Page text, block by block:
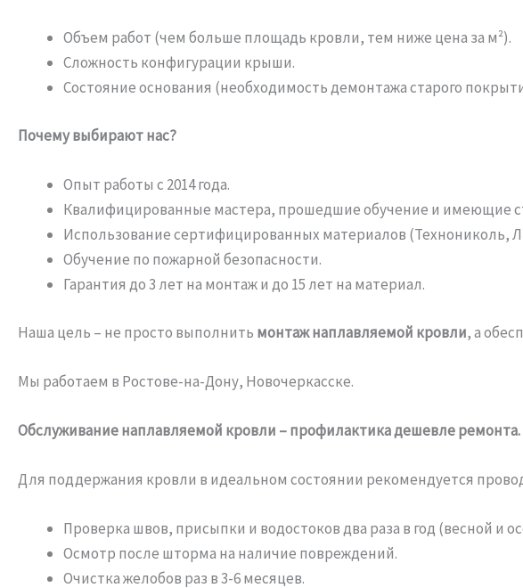
Объем работ (чем больше площадь кровли, тем ниже цена за м²).
Сложность конфигурации крыши.
Состояние основания (необходимость демонтажа старого
Почему выбирают нас?
Опыт работы с 2014 года.
Квалифицированные мастера, прошедшие обучение и имеющие
Использование сертифицированных материалов (Технониколь,
Обучение по пожарной безопасности.
Гарантия до 3 лет на монтаж и до 15 лет на материал.
Наша цель – не просто выполнить монтаж наплавляемой кровли, а
Мы работаем в Ростове-на-Дону, Новочеркасске.
Обслуживание наплавляемой кровли – профилактика дешевле ремонта.
Для поддержания кровли в идеальном состоянии рекомендуется
Проверка швов, присыпки и водостоков два раза в год (весной и
Осмотр после шторма на наличие повреждений.
Очистка желобов раз в 3-6 месяцев.